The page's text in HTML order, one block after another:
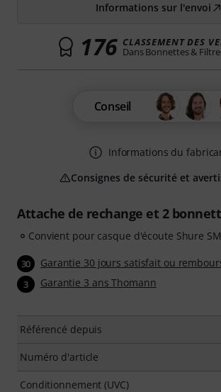
Attache de rechange et 2
Convient pour casque d'écoute Shure
30 Garantie 30 jours satisfait ou
3 Garantie 3 ans Thomann
Référencé depuis
Numéro d'article
Conditionnement (UVC)
Informations sur l'envoi
176 CLASSEMENT DES
Dans Bonnettes &
Conseil
Informations du
Consignes de sécurité et